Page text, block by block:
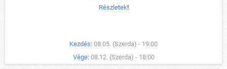
Részletek!
Kezdés: 08.05. (Szerda) - 19:00
Vége: 08.12. (Szerda) - 18:00